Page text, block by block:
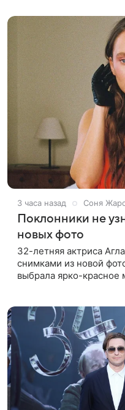
3 часа назад Соня
Поклонники не
новых фото
32-летняя актриса
снимками из новой
выбрала ярко-красное